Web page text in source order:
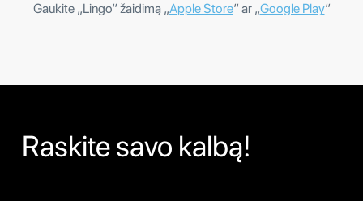
Gaukite „Lingo“ žaidimą „Apple Store“ ar „Google Play“
Raskite savo kalbą!